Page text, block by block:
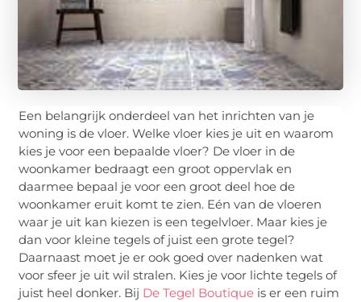
Een belangrijk onderdeel van het inrichten van je
woning is de vloer. Welke vloer kies je uit en waarom
kies je voor een bepaalde vloer? De vloer in de
woonkamer bedraagt een groot oppervlak en
daarmee bepaal je voor een groot deel hoe de
woonkamer eruit komt te zien. Eén van de vloeren
waar je uit kan kiezen is een tegelvloer. Maar kies je
dan voor kleine tegels of juist een grote tegel?
Daarnaast moet je er ook goed over nadenken wat
voor sfeer je uit wil stralen. Kies je voor lichte tegels of
juist heel donker. Bij De Tegel Boutique is er een ruim